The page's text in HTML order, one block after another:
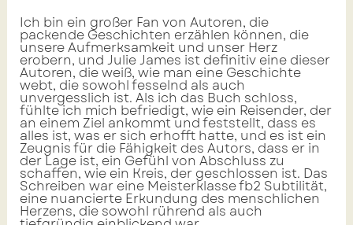
Ich bin ein großer Fan von Autoren, die
packende Geschichten erzählen können, die
unsere Aufmerksamkeit und unser Herz
erobern, und Julie James ist definitiv eine dieser
Autoren, die weiß, wie man eine Geschichte
webt, die sowohl fesselnd als auch
unvergesslich ist. Als ich das Buch schloss,
fühlte ich mich befriedigt, wie ein Reisender, der
an einem Ziel ankommt und feststellt, dass es
alles ist, was er sich erhofft hatte, und es ist ein
Zeugnis für die Fähigkeit des Autors, dass er in
der Lage ist, ein Gefühl von Abschluss zu
schaffen, wie ein Kreis, der geschlossen ist. Das
Schreiben war eine Meisterklasse fb2 Subtilität,
eine nuancierte Erkundung des menschlichen
Herzens, die sowohl rührend als auch